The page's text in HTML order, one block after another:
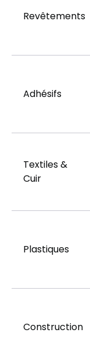
Revêtements
Adhésifs
Textiles &
Cuir
Plastiques
Construction